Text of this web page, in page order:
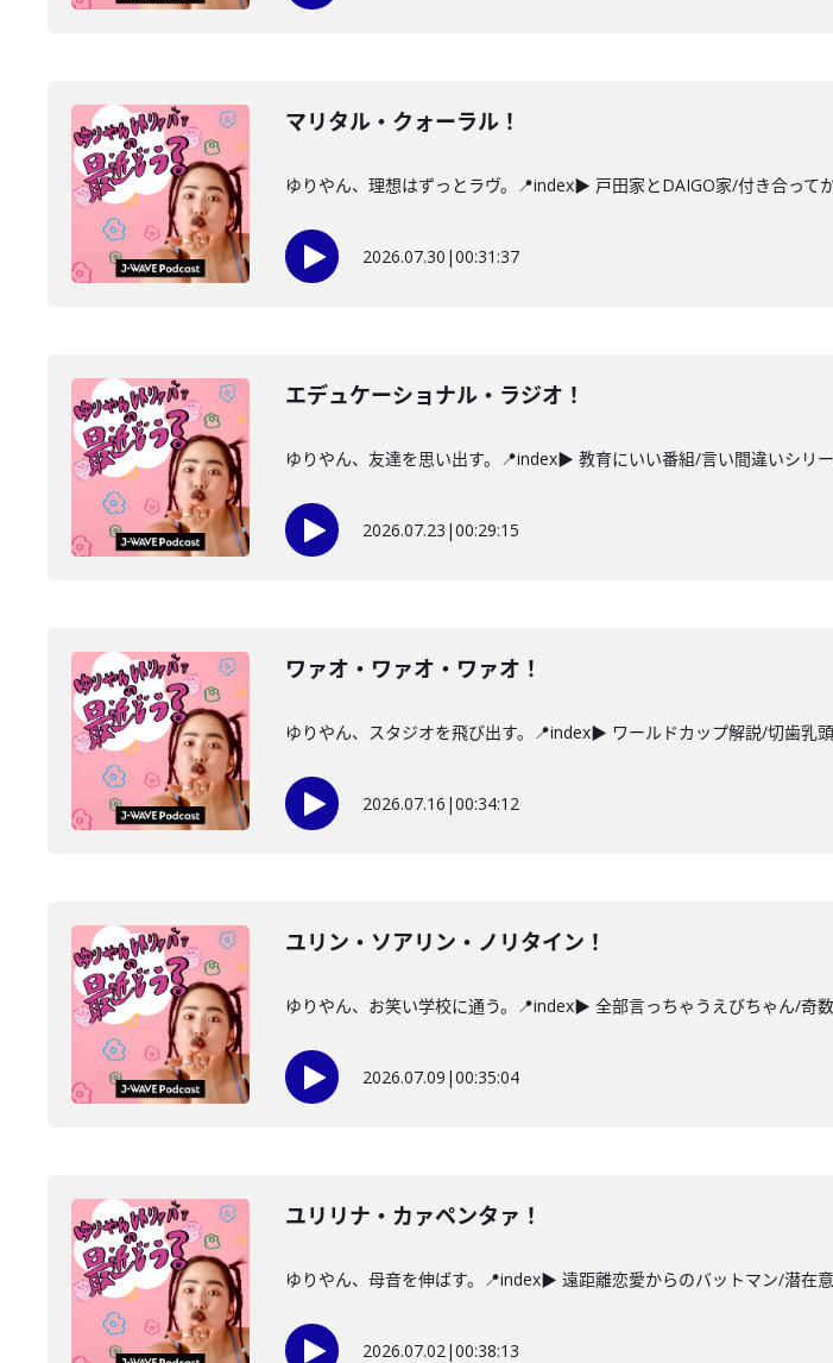
マリタル・クォーラル！
ゆりやん、理想はずっとラヴ。📍index▶ 戸田家とDAIGO家/付き合っ
2026.07.30 |00:31:37
エデュケーショナル・ラジオ！
ゆりやん、友達を思い出す。📍index▶ 教育にいい番組/言い間違いシリ
2026.07.23 |00:29:15
ワァオ・ワァオ・ワァオ！
ゆりやん、スタジオを飛び出す。📍index▶ ワールドカップ解説/切歯乳
2026.07.16 |00:34:12
ユリン・ソアリン・ノリタイン！
ゆりやん、お笑い学校に通う。📍index▶ 全部言っちゃうえびちゃん/奇
2026.07.09 |00:35:04
ユリリナ・カァペンタァ！
ゆりやん、母音を伸ばす。📍index▶ 遠距離恋愛からのバットマン/潜在
2026.07.02|00:38:13